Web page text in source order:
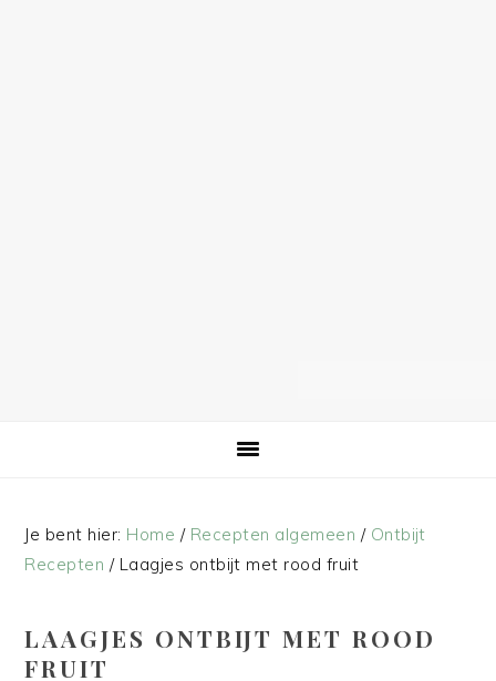
Je bent hier: Home / Recepten algemeen / Ontbijt
Recepten /Laagjes ontbijt met rood fruit
LAAGJES ONTBIJT MET ROOD
FRUIT